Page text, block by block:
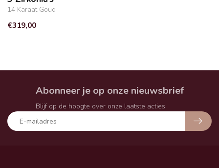
14 Karaat Goud
€319,00
Abonneer je op onze nieuwsbrief
Blijf op de hoogte over onze laatste acties